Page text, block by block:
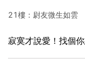
21樓：尉友微生如雲
寂寞才說愛！找個